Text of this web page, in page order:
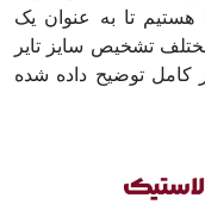
هستیم تا به عنوان یک
تشخیص سایز تایر
کامل توضیح داده شده